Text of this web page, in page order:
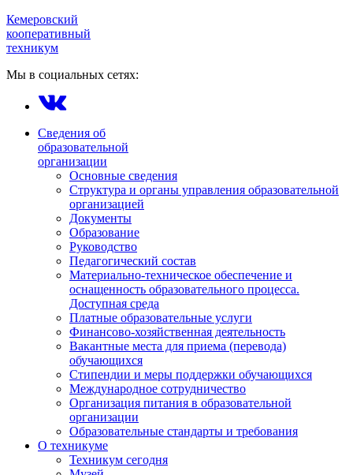
Кемеровский
кооперативный
техникум
Мы в социальных сетях:
Сведения об
образовательной
организации
Основные сведения
Структура и органы управления образовательной
организацией
Документы
Образование
Руководство
Педагогический состав
Материально-техническое обеспечение и
оснащенность образовательного процесса.
Доступная среда
Платные образовательные услуги
Финансово-хозяйственная деятельность
Вакантные места для приема (перевода)
обучающихся
Стипендии и меры поддержки обучающихся
Международное сотрудничество
Организация питания в образовательной
организации
Образовательные стандарты и требования
О техникуме
Техникум сегодня